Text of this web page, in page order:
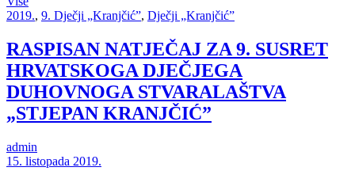
2019., 9. Dječji „Kranjčić”, Dječji „Kranjčić”
RASPISAN NATJEČAJ ZA 9. SUSRET
HRVATSKOGA DJEČJEGA
DUHOVNOGA STVARALAŠTVA
„STJEPAN KRANJČIĆ”
admin
15. listopada 2019.